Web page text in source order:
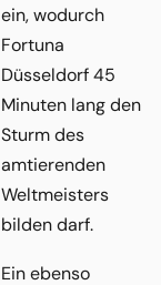
ein, wodurch
Fortuna
Düsseldorf 45
Minuten lang den
Sturm des
amtierenden
Weltmeisters
bilden darf.
Ein ebenso